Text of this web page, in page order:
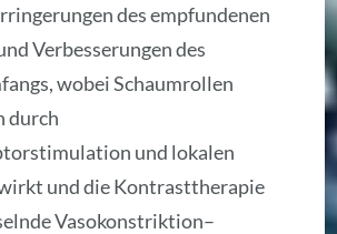
des empfundenen
Verbesserungen des
wobei Schaumrollen
durch
und lokalen
und die Kontrasttherapie
Vasokonstriktion–